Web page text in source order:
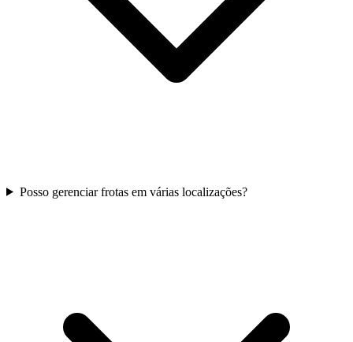
Posso gerenciar frotas em várias localizações?